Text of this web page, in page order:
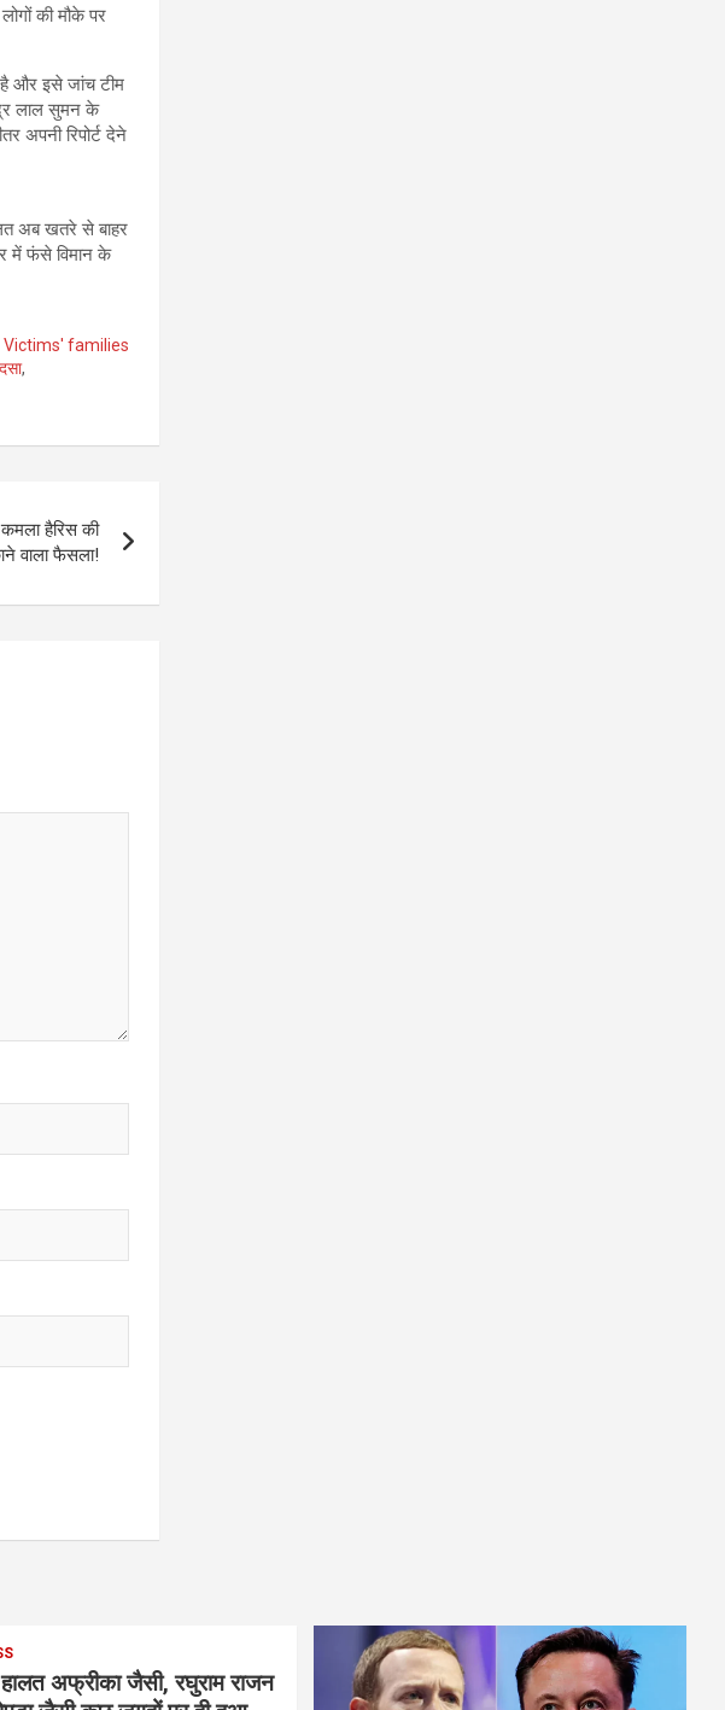
की मौके पर
है और इसे जांच टीम
लाल सुमन के
अपनी रिपोर्ट देने
अब खतरे से बाहर
में फंसे विमान के
Victims' families
,
हैरिस की
वाला फैसला!
अफ्रीका जैसी, रघुराम राजन